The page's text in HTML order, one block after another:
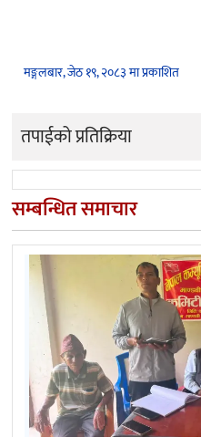
मङ्गलबार, जेठ १९, २०८३ मा प्रकाशित
तपाईको प्रतिक्रिया
सम्बन्धित समाचार